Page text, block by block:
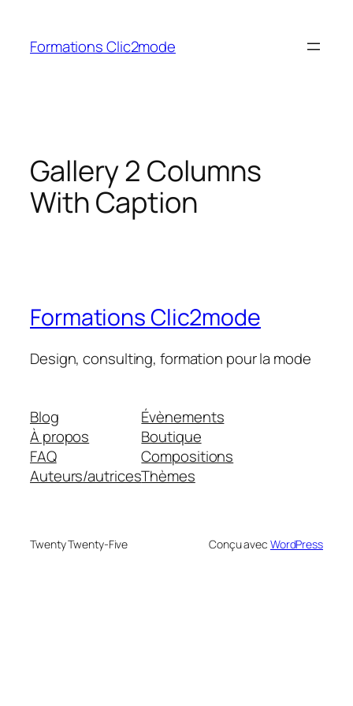
contenu
Formations Clic2mode
Gallery 2 Columns
With Caption
Formations Clic2mode
Design, consulting, formation pour la mode
Blog
À propos
FAQ
Auteurs/autrices
Évènements
Boutique
Compositions
Thèmes
Twenty Twenty-Five Conçu avec WordPress